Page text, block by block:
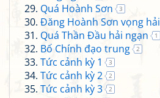
Quá Hoành Sơn 3
Đăng Hoành Sơn vọng hải
Quá Thần Đầu hải ngạn 1
Bố Chính đạo trung 2
Tức cảnh kỳ 1 3
Tức cảnh kỳ 2 2
Tức cảnh kỳ 3 2